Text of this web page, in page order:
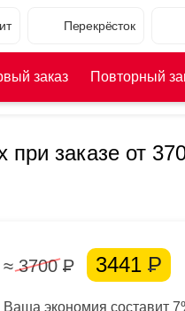
Перекрёсток
заказ Повторный
при заказе от
≈ 3700Р 3441 Р
Ваша экономия составит